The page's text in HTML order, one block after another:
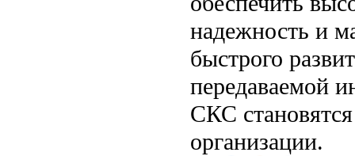
надежность и
быстрого
передаваемой
СКС
организации.